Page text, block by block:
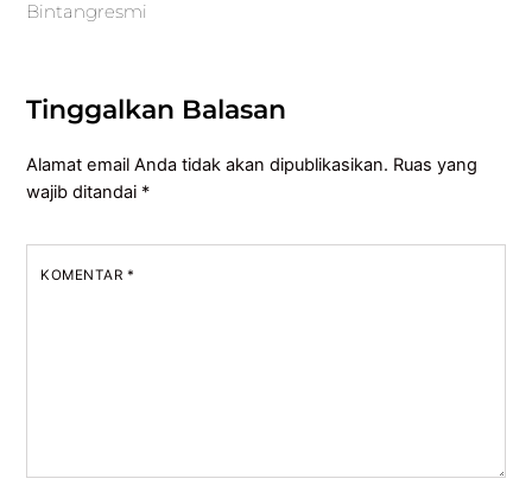
Bintangresmi
Tinggalkan Balasan
Alamat email Anda tidak akan dipublikasikan. Ruas yang
wajib ditandai *
KOMENTAR *